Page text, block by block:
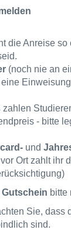
die Anreise
(noch nie an
zahlen
- bitte
und
Ort zahlt ihr
Gutschein bitte
Sie, dass
sind.